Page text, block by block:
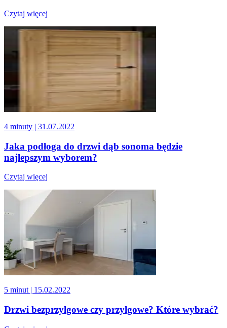
Czytaj więcej
4 minuty | 31.07.2022
Jaka podłoga do drzwi dąb sonoma będzie
najlepszym wyborem?
Czytaj więcej
5 minut | 15.02.2022
Drzwi bezprzylgowe czy przylgowe? Które wybrać?